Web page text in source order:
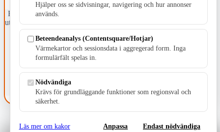
Fristående webbtidningsföretag grundat 1991 som sedan 2002 ger
ut tidningen Skillingaryd.nu och 2010 lanserades Värnamo.nu. Från
april 2026 omfattar Skillingaryd.nu tre kommuner: Gnosjö,
Värnamo och Vaggeryds kommun.
Kontakta oss
Postadress: Gisslaköp 1, 568 92 Skillingaryd
Kakinställningar
Hjälper oss se sidvisningar, navigering och hur annonser
används.
Beteendeanalys (Contentsquare/Hotjar)
Värmekartor och sessionsdata i aggregerad form. Inga
formulärfält spelas in.
Nödvändiga
Krävs för grundläggande funktioner som regionsval och
säkerhet.
Läs mer om kakor Anpassa Endast nödvändiga